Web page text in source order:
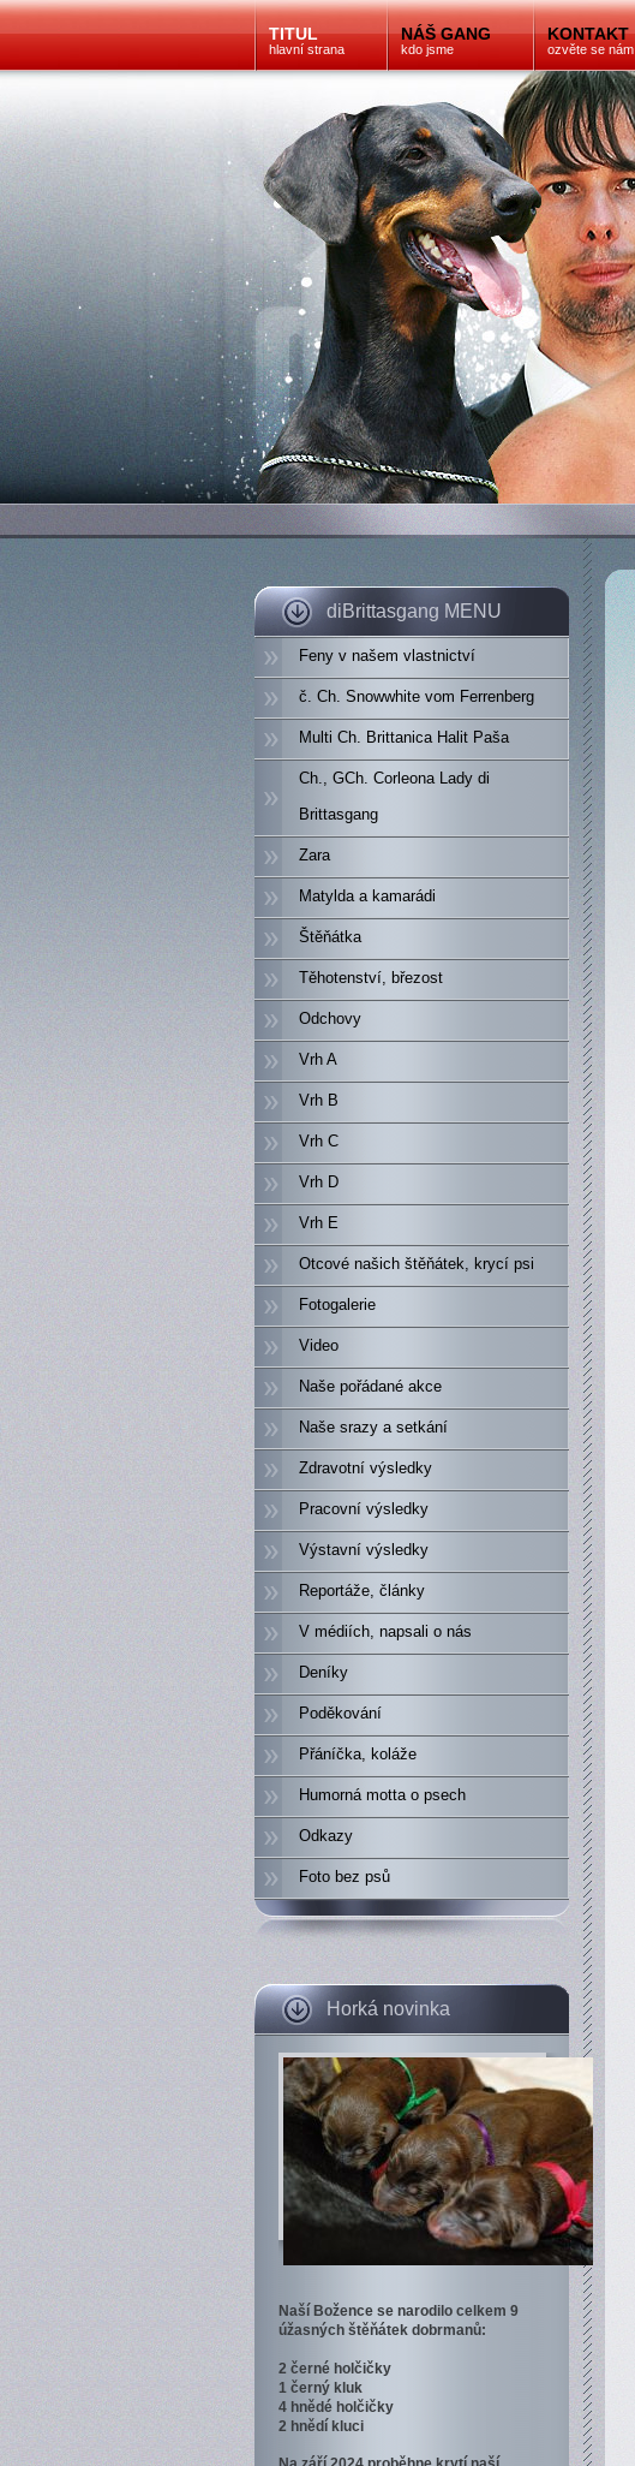
TITUL
hlavní strana
NÁŠ GANG
kdo jsme
KONTAKT
ozvěte se nám
diBrittasgang MENU
Feny v našem vlastnictví
č. Ch. Snowwhite vom Ferrenberg
Multi Ch. Brittanica Halit Paša
Ch., GCh. Corleona Lady di
Brittasgang
Zara
Matylda a kamarádi
Štěňátka
Těhotenství, březost
Odchovy
Vrh A
Vrh B
Vrh C
Vrh D
Vrh E
Otcové našich štěňátek, krycí psi
Fotogalerie
Video
Naše pořádané akce
Naše srazy a setkání
Zdravotní výsledky
Pracovní výsledky
Výstavní výsledky
Reportáže, články
V médiích, napsali o nás
Deníky
Poděkování
Přáníčka, koláže
Humorná motta o psech
Odkazy
Foto bez psů
Horká novinka
Naší Božence se narodilo celkem 9
úžasných štěňátek dobrmanů:
2 černé holčičky
1 černý kluk
4 hnědé holčičky
2 hnědí kluci